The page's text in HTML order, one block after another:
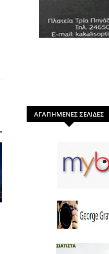
ΑΓΑΠΗΜΕΝΕΣ ΣΕΛΙΔΕΣ